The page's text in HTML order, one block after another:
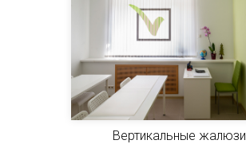
Вертикальные жалюзи